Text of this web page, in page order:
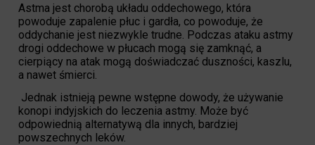
Astma jest chorobą układu oddechowego, która
powoduje zapalenie płuc i gardła, co powoduje, że
oddychanie jest niezwykle trudne. Podczas ataku astmy
drogi oddechowe w płucach mogą się zamknąć, a
cierpiący na atak mogą doświadczać duszności, kaszlu,
a nawet śmierci.
Jednak istnieją pewne wstępne dowody, że używanie
konopi indyjskich do leczenia astmy. Może być
odpowiednią alternatywą dla innych, bardziej
powszechnych leków.